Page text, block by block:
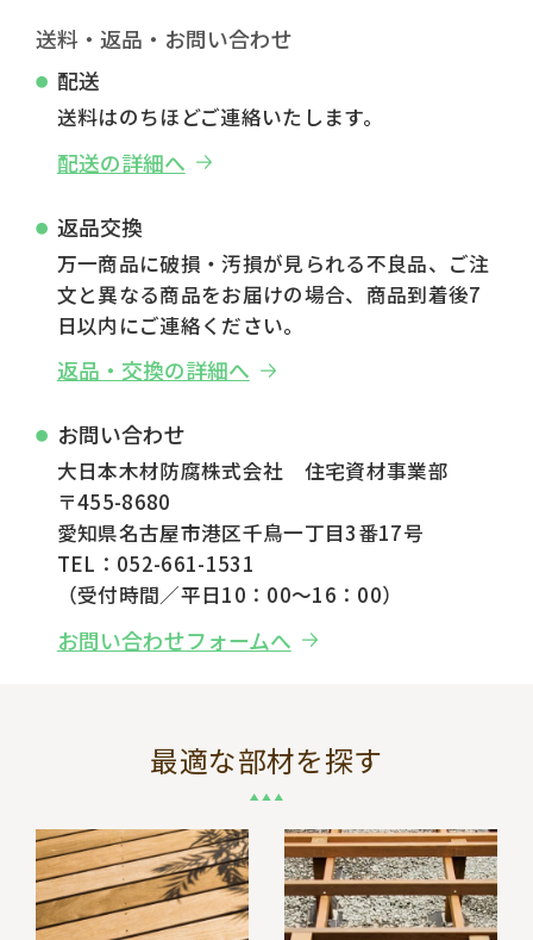
送料・返品・お問い合わせ
配送
送料はのちほどご連絡いたします。
配送の詳細へ
返品交換
万一商品に破損・汚損が見られる不良品、ご注
文と異なる商品をお届けの場合、商品到着後7
日以内にご連絡ください。
返品・交換の詳細へ
お問い合わせ
大日本木材防腐株式会社 住宅資材事業部
〒455-8680
愛知県名古屋市港区千鳥一丁目3番17号
TEL：052-661-1531
（受付時間／平日10：00～16：00）
お問い合わせフォームへ
最適な部材を探す